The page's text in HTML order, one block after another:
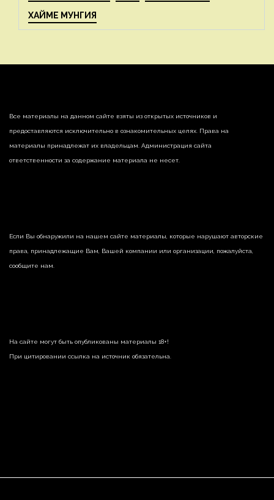
ХАЙМЕ МУНГИЯ
Все материалы на данном сайте взяты из открытых источников и
предоставляются исключительно в ознакомительных целях. Права на
материалы принадлежат их владельцам. Администрация сайта
ответственности за содержание материала не несет.
Если Вы обнаружили на нашем сайте материалы, которые нарушают авторские
права, принадлежащие Вам, Вашей компании или организации, пожалуйста,
сообщите нам.
На сайте могут быть опубликованы материалы 18+!
При цитировании ссылка на источник обязательна.